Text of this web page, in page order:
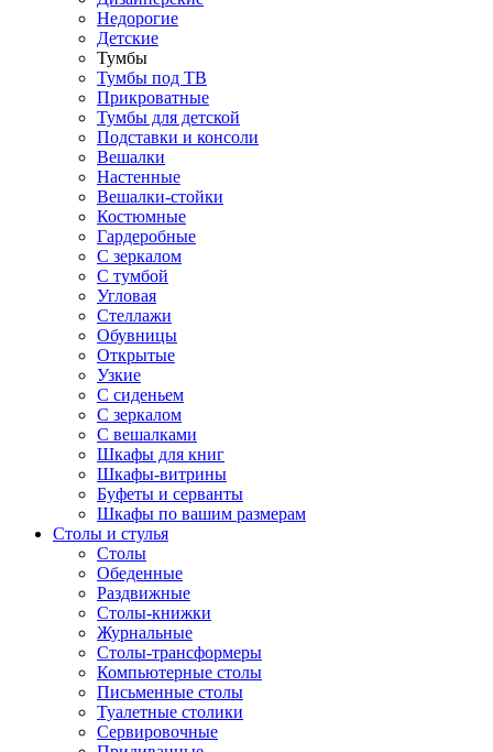
Недорогие
Детские
Тумбы
Тумбы под ТВ
Прикроватные
Тумбы для детской
Подставки и консоли
Вешалки
Настенные
Вешалки-стойки
Костюмные
Гардеробные
С зеркалом
С тумбой
Угловая
Стеллажи
Обувницы
Открытые
Узкие
С сиденьем
С зеркалом
С вешалками
Шкафы для книг
Шкафы-витрины
Буфеты и серванты
Шкафы по вашим размерам
Столы и стулья
Столы
Обеденные
Раздвижные
Столы-книжки
Журнальные
Столы-трансформеры
Компьютерные столы
Письменные столы
Туалетные столики
Сервировочные